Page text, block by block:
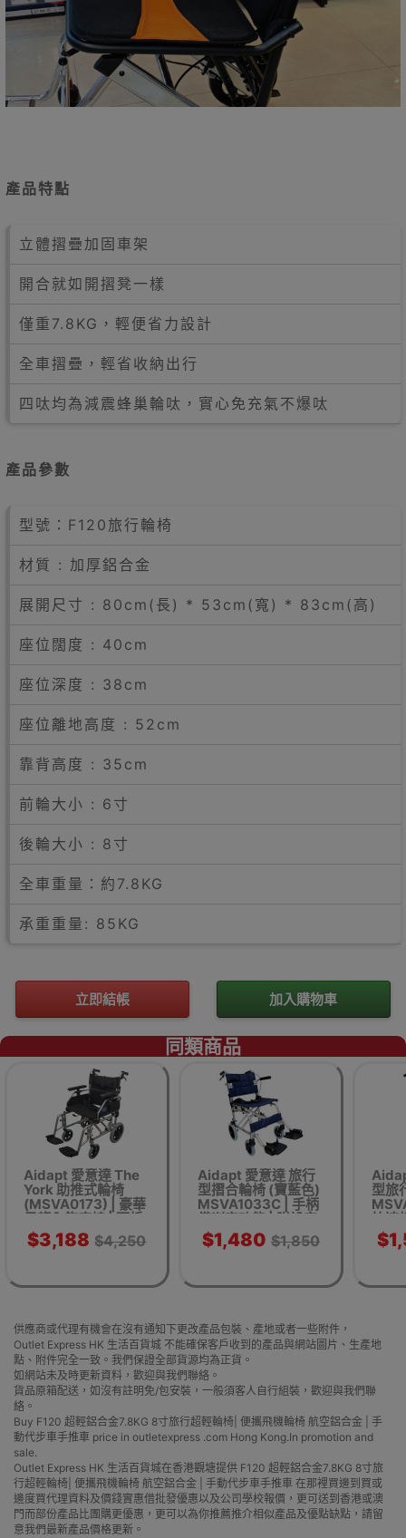
產品特點
立體摺疊加固車架
開合就如開摺凳一樣
僅重7.8KG，輕便省力設計
全車摺疊，輕省收納出行
四呔均為減震蜂巢輪呔，實心免充氣不爆呔
產品參數
型號：F120旅行輪椅
材質 : 加厚鋁合金
展開尺寸 : 80cm(長) * 53cm(寬) * 83cm(高)
座位闊度 : 40cm
座位深度 : 38cm
座位離地高度 : 52cm
靠背高度 : 35cm
前輪大小 : 6寸
後輪大小 : 8寸
全車重量：約7.8KG
承重重量: 85KG
立即結帳 加入購物車
同類商品
Aidapt 愛意達 The
York 助推式輪椅
(MSVA0173) | 豪華
尼龍內飾座椅 | 可拆
卸腳踏板 | 香港行貨
$3,188 $4,250
Aidapt 愛意達 旅行
型摺合輪椅 (寶藍色)
MSVA1033C | 手柄
備剎車功能 | 附設安
全帶 | 香港行貨
$1,480 $1,850
型旅
快速
車
供應商或代理有機會在沒有通知下更改產品包裝、產地或者一些附件，
Outlet Express HK 生活百貨城 不能確保客戶收到的產品與網站圖片、生產地
點、附件完全一致。我們保證全部貨源均為正貨。
如網站未及時更新資料，歡迎與我們聯絡。
貨品原箱配送，如沒有註明免/包安裝，一般須客人自行組裝，歡迎與我們聯
絡。
Buy F120 超輕鋁合金7.8KG 8寸旅行超輕輪椅| 便攜飛機輪椅 航空鋁合金 | 手
動代步車手推車 price in outletexpress .com Hong Kong.In promotion and
sale.
Outlet Express HK 生活百貨城在香港觀塘提供 F120 超輕鋁合金7.8KG 8寸旅
行超輕輪椅| 便攜飛機輪椅 航空鋁合金 | 手動代步車手推車 在那裡買邊到買或
邊度買代理資料及價錢實惠借批發優惠以及公司學校報價，更可送到香港或澳
門而部份產品比團購更優惠，更可以為你推薦推介相似產品及優點缺點，請留
意我們最新產品價格更新。